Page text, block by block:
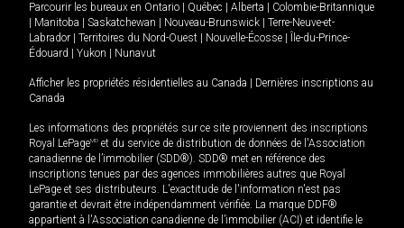
Parcourir les bureaux en Ontario Québec Alberta
Colombie-Britannique
Manitoba Saskatchewan Nouveau-Brunswick
Terre-Neuve-et-
Labrador
Territoires du Nord-Ouest Nouvelle-Écosse
Île-du-Prince-
Édouard
Yukon Nunavut
Afficher les propriétés résidentielles au Canada
Dernières inscriptions au
Canada
Les informations des propriétés sur ce site proviennent des inscriptions
Royal LePageMD et du service de distribution de données de l'Association
canadienne de l’immobilier (SDD®). SDD® met en référence des
inscriptions tenues par des agences immobilières autres que Royal
LePage et ses distributeurs. L'exactitude de l'information n'est pas
garantie et devrait être indépendamment vérifiée. La marque DDF®
appartient à l'Association canadienne de l’immobilier (ACI) et identifie le